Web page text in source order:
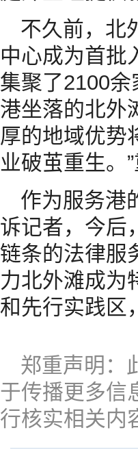
不久前，北
中心成为首批
集聚了2100
港坐落的北外
厚的地域优势
业破茧重生。
作为服务港
诉记者，今后
链条的法律服
力北外滩成为
和先行实践区
郑重声明：
于传播更多信
行核实相关内